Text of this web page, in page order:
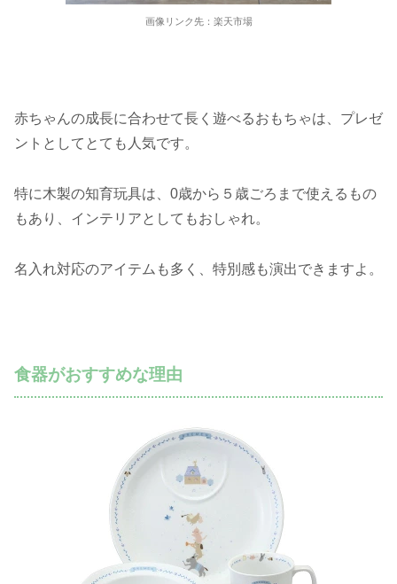
画像リンク先：楽天市場
赤ちゃんの成長に合わせて長く遊べるおもちゃは、プレゼ
ントとしてとても人気です。
特に木製の知育玩具は、0歳から５歳ごろまで使えるもの
もあり、インテリアとしてもおしゃれ。
名入れ対応のアイテムも多く、特別感も演出できますよ。
食器がおすすめな理由